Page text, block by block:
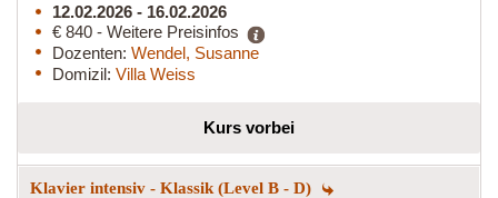
12.02.2026 - 16.02.2026
€ 840 - Weitere Preisinfos
Dozenten: Wendel, Susanne
Domizil: Villa Weiss
Kurs vorbei
Klavier intensiv - Klassik (Level B - D)